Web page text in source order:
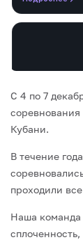
С 4 по 7
Кубани.
В течение
проходили
Наша команда